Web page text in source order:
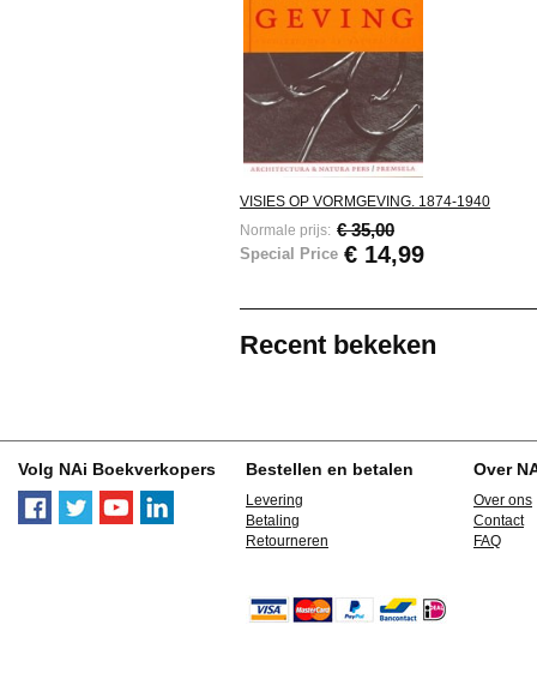
VISIES OP VORMGEVING. 1874-1940
Normale prijs: € 35,00
Special Price € 14,99
Recent bekeken
Volg NAi Boekverkopers Bestellen en betalen
Levering
Betaling
Retourneren
Over
Over ons
Contact
FAQ